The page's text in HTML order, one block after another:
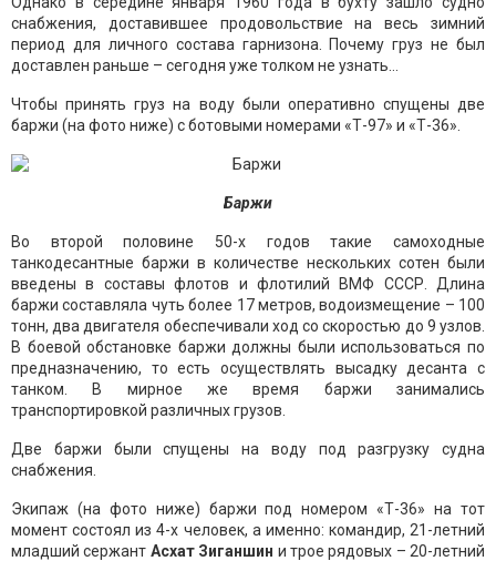
снабжения, доставившее продовольствие на весь зимний
период для личного состава гарнизона. Почему груз не был
доставлен раньше – сегодня уже толком не узнать…
Чтобы принять груз на воду были оперативно спущены две
баржи (на фото ниже) с ботовыми номерами «Т-97» и «Т-36».
Баржи
Во второй половине 50-х годов такие самоходные
танкодесантные баржи в количестве нескольких сотен были
введены в составы флотов и флотилий ВМФ СССР. Длина
баржи составляла чуть более 17 метров, водоизмещение – 100
тонн, два двигателя обеспечивали ход со скоростью до 9 узлов.
В боевой обстановке баржи должны были использоваться по
предназначению, то есть осуществлять высадку десанта с
танком. В мирное же время баржи занимались
транспортировкой различных грузов.
Две баржи были спущены на воду под разгрузку судна
снабжения.
Экипаж (на фото ниже) баржи под номером «Т-36» на тот
момент состоял из 4-х человек, а именно: командир, 21-летний
младший сержант Асхат Зиганшин и трое рядовых – 20-летний